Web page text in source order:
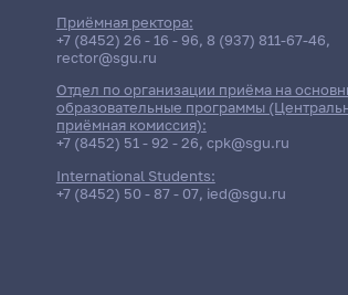
Приёмная ректора:
+7 (8452) 26 - 16 - 96, 8 (937) 811-67-46,
rector@sgu.ru
Отдел по организации приёма на
образовательные программы
приёмная комиссия):
+7 (8452) 51 - 92 - 26, cpk@sgu.ru
International Students:
+7 (8452) 50 - 87 - 07, ied@sgu.ru